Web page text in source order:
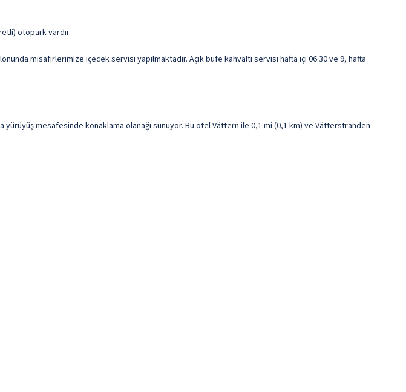
otopark vardır.
misafirlerimize içecek servisi yapılmaktadır. Açık büfe kahvaltı servisi hafta içi 06.30 ve 9, hafta
mesafesinde konaklama olanağı sunuyor. Bu otel Vättern ile 0,1 mi (0,1 km) ve Vätterstranden